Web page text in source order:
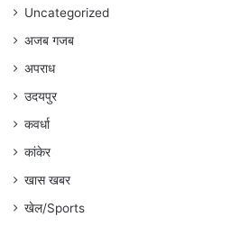
Uncategorized
अजब गजब
अपराध
उदयपुर
कवर्धा
कांकेर
खास खबर
खेल/Sports